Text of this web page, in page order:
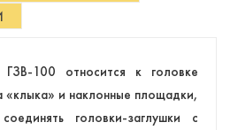
100 относится к головке
«клыка» и наклонные площадки,
головки-заглушки с